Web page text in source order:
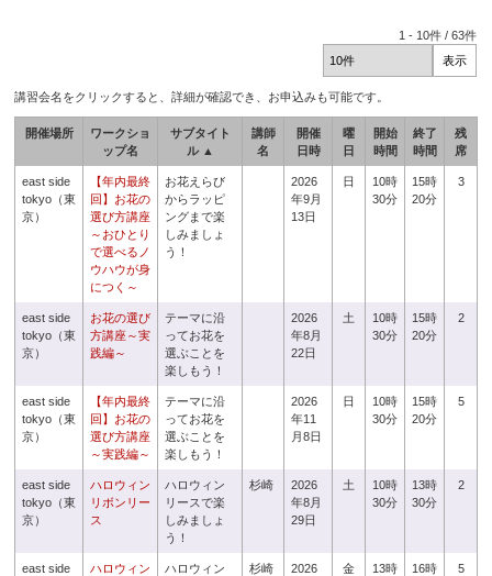
1 - 10件 /63件
講習会名をクリックすると、詳細が確認でき、お申込みも可能です。
開催場所
ワークショ
ップ名
サブタイト
ル ▲
講師
名
開催
日時
曜
日
開始
時間
終了
時間
残
席
east side
tokyo（東
京）
【年内最終
回】お花の
選び方講座
～おひとり
で選べるノ
ウハウが身
につく～
お花えらび
からラッピ
ングまで楽
しみましょ
う！
2026
年9月
13日
日
10時
30分
15時
20分
3
east side
tokyo（東
京）
お花の選び
方講座～実
践編～
テーマに沿
ってお花を
選ぶことを
楽しもう！
2026
年8月
22日
土
10時
30分
15時
20分
2
east side
tokyo（東
京）
【年内最終
回】お花の
選び方講座
～実践編～
テーマに沿
ってお花を
選ぶことを
楽しもう！
2026
年11
月8日
日
10時
30分
15時
20分
5
east side
tokyo（東
京）
ハロウィン
リボンリー
ス
ハロウィン
リースで楽
しみましょ
う！
杉崎
2026
年8月
29日
土
10時
30分
13時
30分
2
east side
ハロウィン
ハロウィン
杉崎
2026
金
13時
16時
5